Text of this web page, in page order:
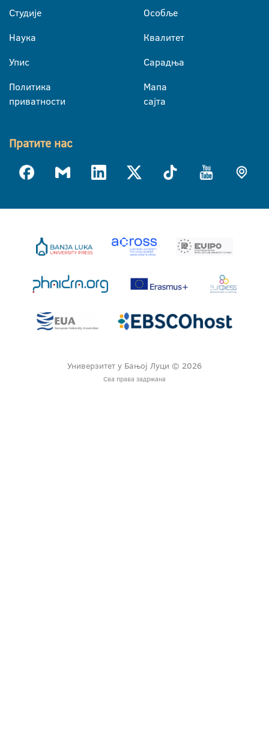
Студије
Наука
Упис
Политика
приватности
Особље
Квалитет
Сарадња
Мапа
сајта
Пратите нас
Универзитет у Бањој Луци © 2026
Сва права задржана